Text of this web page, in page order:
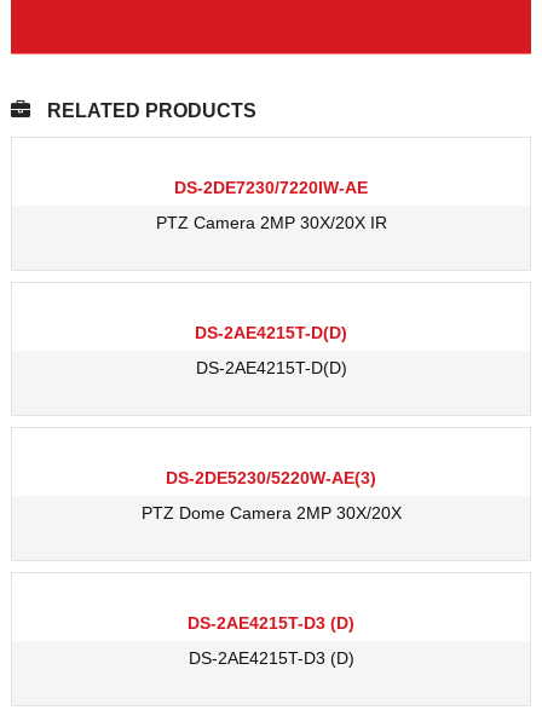
RELATED PRODUCTS
DS-2DE7230/7220IW-AE
PTZ Camera 2MP 30X/20X IR
DS-2AE4215T-D(D)
DS-2AE4215T-D(D)
DS-2DE5230/5220W-AE(3)
PTZ Dome Camera 2MP 30X/20X
DS-2AE4215T-D3 (D)
DS-2AE4215T-D3 (D)